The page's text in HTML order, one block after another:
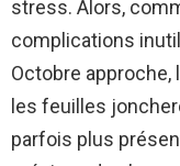
stress. Alors,
complications
Octobre approche,
les feuilles
parfois plus